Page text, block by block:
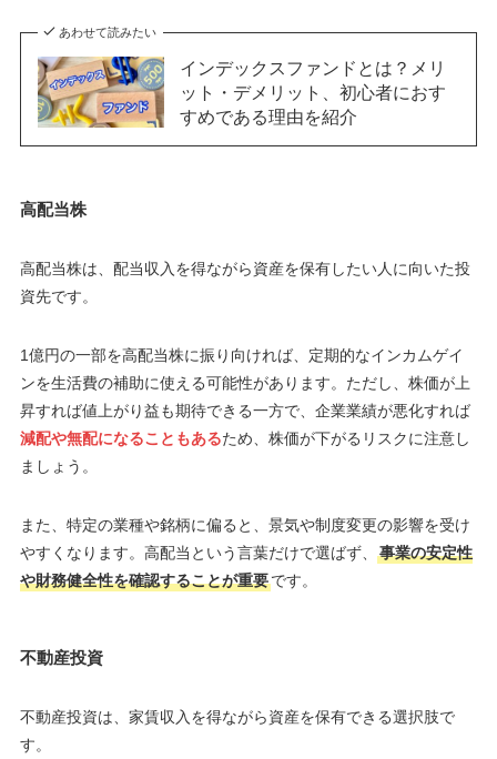
あわせて読みたい
インデックスファンドとは？メリ
ット・デメリット、初心者におす
すめである理由を紹介
高配当株
高配当株は、配当収入を得ながら資産を保有したい人に向いた投
資先です。
1億円の一部を高配当株に振り向ければ、定期的なインカムゲイ
ンを生活費の補助に使える可能性があります。ただし、株価が上
昇すれば値上がり益も期待できる一方で、企業業績が悪化すれば
減配や無配になることもあるため、株価が下がるリスクに注意し
ましょう。
また、特定の業種や銘柄に偏ると、景気や制度変更の影響を受け
やすくなります。高配当という言葉だけで選ばず、
事業の安定性
や財務健全性を確認することが重要です。
不動産投資
不動産投資は、家賃収入を得ながら資産を保有できる選択肢で
す。